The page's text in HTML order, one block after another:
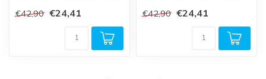
perslucht
veiligheidssnelkoppeling...
€42,90 €24,41
perslucht
veiligheidssnelkoppeling...
€42,90 €24,41